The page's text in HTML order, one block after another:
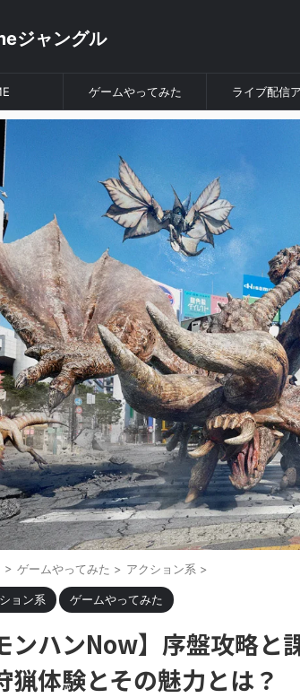
ジャングル
ゲームやってみた ライブ配信
> ゲームやってみた > アクション系 >
ョン系 ゲームやってみた
ンハンNow】序盤攻略
猟体験とその魅力とは？